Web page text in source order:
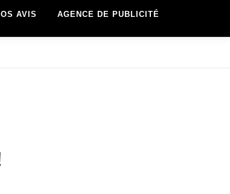
AVIS AGENCE DE PUBLICITÉ